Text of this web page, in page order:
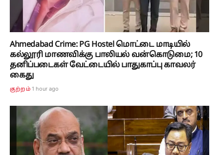
Ahmedabad Crime: PG Hostel மொட்டை மாடியில்
கல்லூரி மாணவிக்கு பாலியல் வன்கொடுமை; 10
தனிப்படைகள் வேட்டையில் பாதுகாப்பு காவலர்
கைது
குற்றம் 1 hour ago